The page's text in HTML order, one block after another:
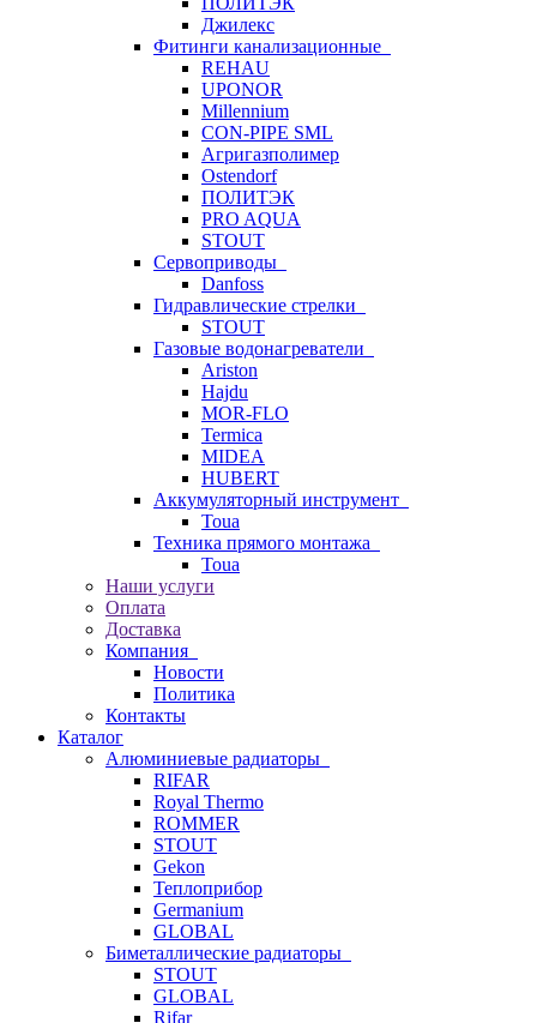
Джилекс
Фитинги канализационные
REHAU
UPONOR
Millennium
CON-PIPE SML
Агригазполимер
Ostendorf
ПОЛИТЭК
PRO AQUA
STOUT
Сервоприводы
Danfoss
Гидравлические стрелки
STOUT
Газовые водонагреватели
Ariston
Hajdu
MOR-FLO
Termica
MIDEA
HUBERT
Аккумуляторный инструмент
Toua
Техника прямого монтажа
Toua
Наши услуги
Оплата
Доставка
Компания
Новости
Политика
Контакты
Каталог
Алюминиевые радиаторы
RIFAR
Royal Thermo
ROMMER
STOUT
Gekon
Теплоприбор
Germanium
GLOBAL
Биметаллические радиаторы
STOUT
GLOBAL
Rifar